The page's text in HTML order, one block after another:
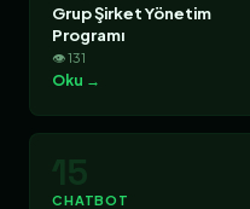
Grup Şirket Yönetim
Programı
👁 131
Oku →
15
CHATBOT